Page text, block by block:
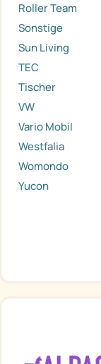
Roller Team
Sonstige
Sun Living
TEC
Tischer
VW
Vario Mobil
Westfalia
Womondo
Yucon